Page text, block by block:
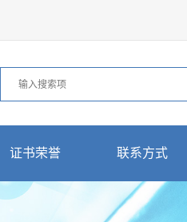
证书荣誉 联系方式